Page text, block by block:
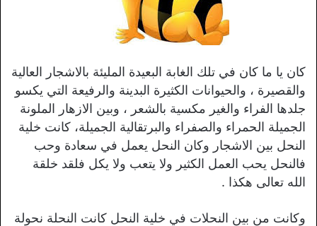
كان يا ما كان في تلك الغابة البعيدة المليئة بالاشجار العالية
والقصيرة ، والحيوانات الكثيرة البدينة والرفيعة التي يكسو
جلدها الفراء والغير مكسية بالشعر ، وبين الازهار الملونة
الجميلة الحمراء والصفراء والبرتقالية الجميلة، كانت خلية
النحل بين الاشجار وكان النحل يعمل في سعادة وحب
فالنحل يحب العمل الكثير ولا يتعب ولا يكل فلقد خلقة
الله تعالى هكذا .
وكانت من بين النحلات في خلية النحل كانت النحلة نحولة